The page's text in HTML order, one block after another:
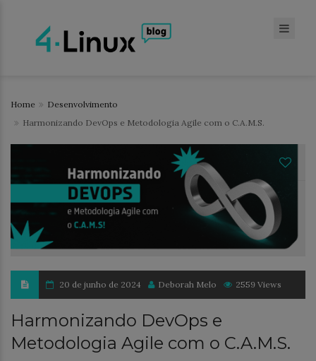
Home
Desenvolvimento
Harmonizando DevOps e Metodologia Agile com o C.A.M.S.
20 de junho de 2024 Deborah Melo 2559 Views
Harmonizando DevOps e
Metodologia Agile com o C.A.M.S.